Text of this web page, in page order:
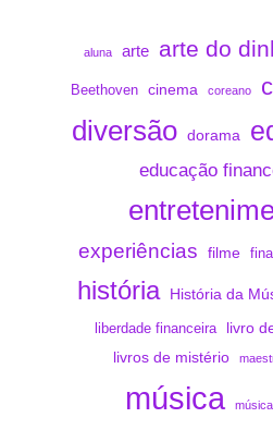
aluna arte arte do
Beethoven cinema coreano
diversão dorama
educação
experiências filme
história História da
liberdade financeira
livro
livros de mistério
música